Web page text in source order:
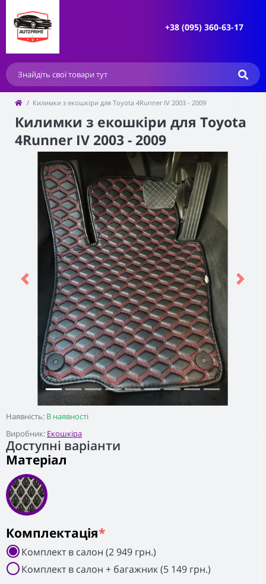
+38 (095) 360-63-17
Килимки з екошкіри для Toyota 4Runner IV 2003 - 2009
Килимки з екошкіри для Toyota
4Runner IV 2003 - 2009
Наявність: В наявності
Виробник: Екошкіра
Previous Next
Доступні варіанти
Матеріал
Комплектація*
Комплект в салон (2 949 грн.)
Комплект в салон + багажник (5 149 грн.)